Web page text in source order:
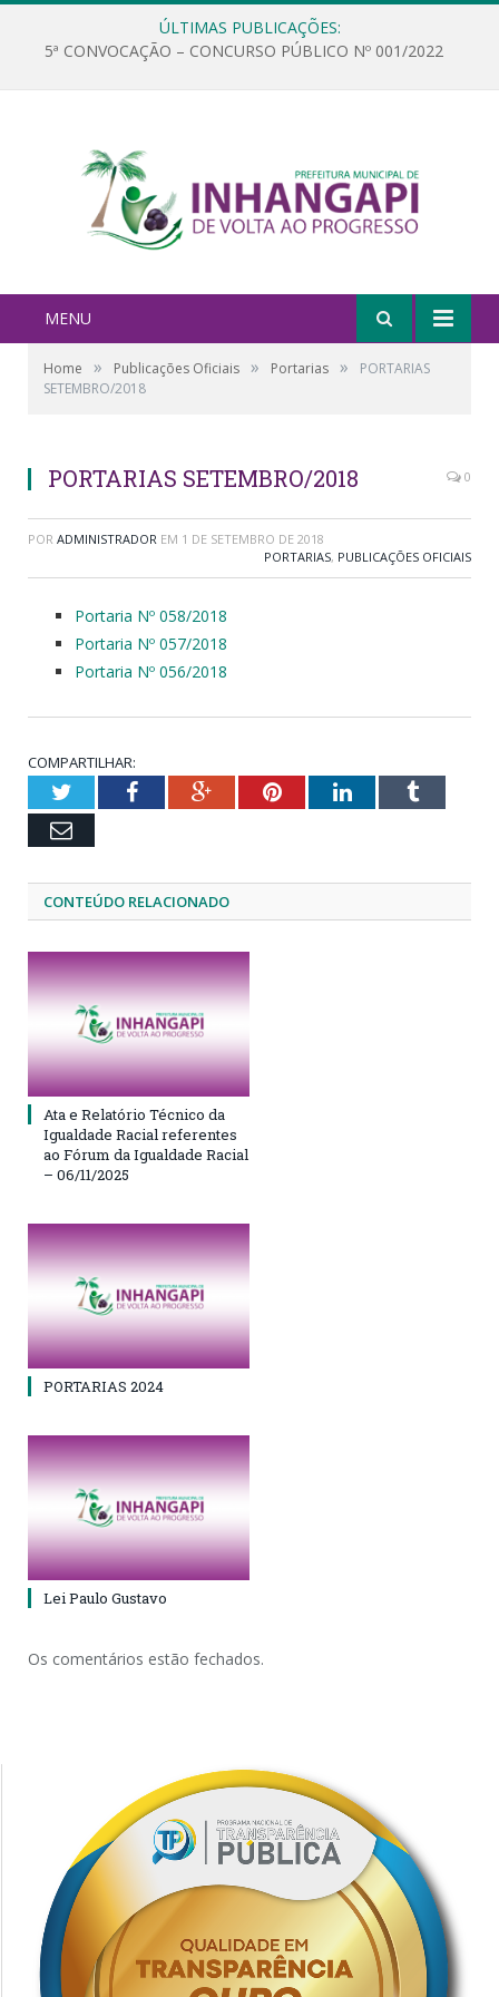
ÚLTIMAS PUBLICAÇÕES:
5ª CONVOCAÇÃO – CONCURSO PÚBLICO Nº 001/2022
MENU
Home » Publicações Oficiais » Portarias »
PORTARIAS
SETEMBRO/2018
PORTARIAS SETEMBRO/2018 0
POR ADMINISTRADOR EM 1 DE SETEMBRO DE 2018
PORTARIAS, PUBLICAÇÕES OFICIAIS
Portaria Nº 058/2018
Portaria Nº 057/2018
Portaria Nº 056/2018
COMPARTILHAR:
TwitterFacebookGoogle+PinterestLinkedInTumblr
Email
CONTEÚDO RELACIONADO
Ata e Relatório Técnico da
Igualdade Racial referentes
ao Fórum da Igualdade Racial
– 06/11/2025
PORTARIAS 2024
Lei Paulo Gustavo
Os comentários estão fechados.